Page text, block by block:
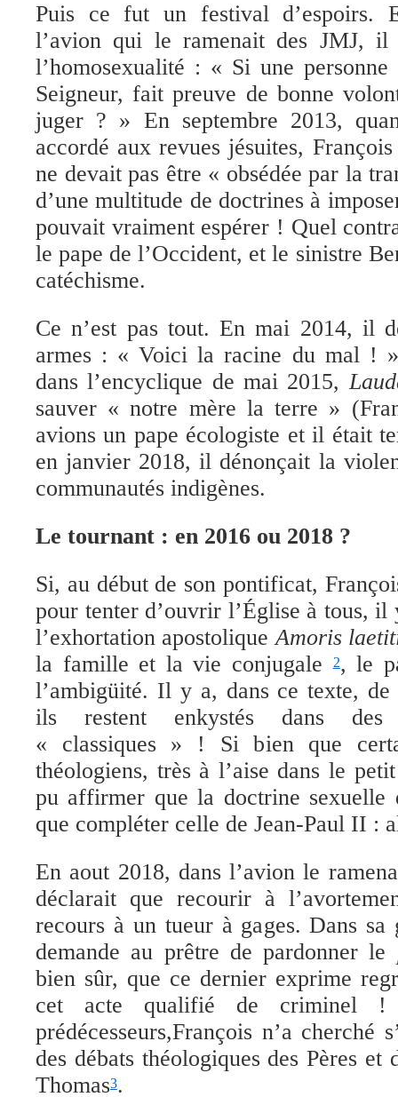
Puis ce fut un festival d’espoirs.
l’avion qui le ramenait des JMJ, il
l’homosexualité : « Si une
Seigneur, fait preuve de bonne
juger ? » En septembre 2013,
accordé aux revues jésuites,
ne devait pas être « obsédée par la
d’une multitude de doctrines à
pouvait vraimentespérer ! Quel
le pape de l’Occident, et le sinistre
catéchisme.
Ce n’est pas tout.En mai 2014, il
armes : « Voici la racine du mal ! »
dans l’encyclique de mai 2015,
sauver « notre mère la terre »
avions un pape écologiste et il était
en janvier 2018, il dénonçait la
communautés indigènes.
Le tournant : en 2016 ou 2018 ?
Si, au début de son pontificat,
pour tenter d’ouvrir l’Église à tous, il
l’exhortation apostoliqueAmoris
la famille et la vie conjugale2, le
l’ambigüité. Il y a, dans ce texte, de
ils restent enkystés dans des
« classiques » ! Si bien que
théologiens, très à l’aise dans le
pu affirmer que la doctrine sexuelle
que compléter celle de Jean-Paul II :
En aout 2018, dans l’avion le
déclarait que recourir à
recours à un tueur à gages. Dans sa
demande au prêtre de pardonner le
bien sûr, que ce dernier exprime
cet acte qualifié de criminel
prédécesseurs,François n’a cherché
des débats théologiques des Pères
Thomas3.